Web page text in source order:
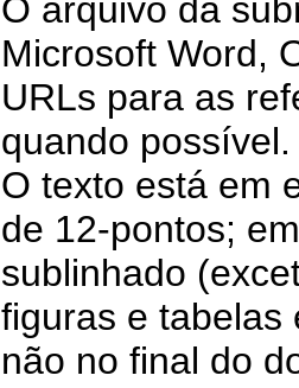
O arquivo da
Microsoft Word,
URLs para as
quando possível.
O texto está em
de 12-pontos;
sublinhado
figuras e tabelas
não no final do